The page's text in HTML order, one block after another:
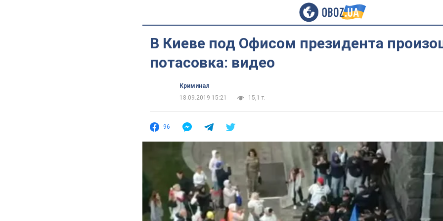
В Киеве под Офисом президента
потасовка: видео
Криминал
18.09.2019 15:21
15,1 т.
96